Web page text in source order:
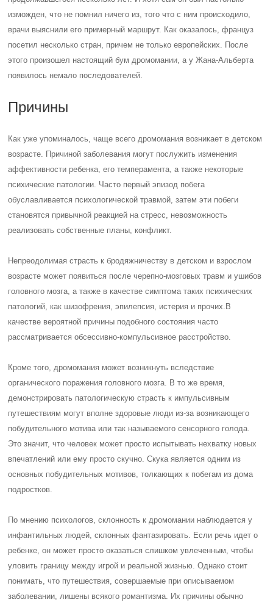
изможден, что не помнил ничего из, того что с ним происходило,
врачи выяснили его примерный маршрут. Как оказалось, француз
посетил несколько стран, причем не только европейских. После
этого произошел настоящий бум дромомании, а у Жана-Альберта
появилось немало последователей.
Причины
Как уже упоминалось, чаще всего дромомания возникает в детском
возрасте. Причиной заболевания могут послужить изменения
аффективности ребенка, его темперамента, а также некоторые
психические патологии. Часто первый эпизод побега
обуславливается психологической травмой, затем эти побеги
становятся привычной реакцией на стресс, невозможность
реализовать собственные планы, конфликт.
Непреодолимая страсть к бродяжничеству в детском и взрослом
возрасте может появиться после черепно-мозговых травм и ушибов
головного мозга, а также в качестве симптома таких психических
патологий, как шизофрения, эпилепсия, истерия и прочих. В
качестве вероятной причины подобного состояния часто
рассматривается обсессивно-компульсивное расстройство.
Кроме того, дромомания может возникнуть вследствие
органического поражения головного мозга. В то же время,
демонстрировать патологическую страсть к импульсивным
путешествиям могут вполне здоровые люди из-за возникающего
побудительного мотива или так называемого сенсорного голода.
Это значит, что человек может просто испытывать нехватку новых
впечатлений или ему просто скучно. Скука является одним из
основных побудительных мотивов, толкающих к побегам из дома
подростков.
По мнению психологов, склонность к дромомании наблюдается у
инфантильных людей, склонных фантазировать. Если речь идет о
ребенке, он может просто оказаться слишком увлеченным, чтобы
уловить границу между игрой и реальной жизнью. Однако стоит
понимать, что путешествия, совершаемые при описываемом
заболевании, лишены всякого романтизма. Их причины обычно